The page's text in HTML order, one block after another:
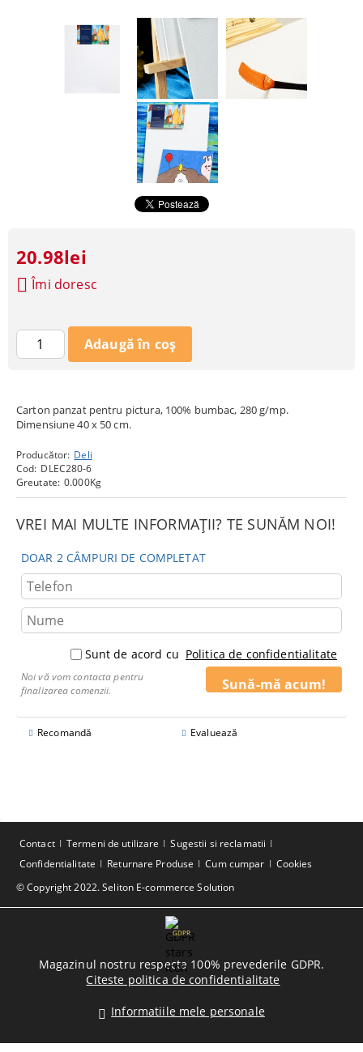
Carton panzat pentru pictura, 100% bumbac, 280 g/mp.
Dimensiune 40 x 50 cm.
Producător: Deli
Cod: DLEC280-6
Greutate: 0.000Kg
VREI MAI MULTE INFORMAȚII? TE SUNĂM NOI!
DOAR 2 CÂMPURI DE COMPLETAT
Sunt de acord cu Politica de confidentialitate
Noi vă vom contacta pentru
finalizarea comenzii.
Recomandă Evaluează
20.98lei
Îmi doresc
© Copyright 2022. Seliton E-commerce Solution
Contact Termeni de utilizare
Sugestii si reclamatii
Confidentialitate
Returnare Produse Cum cumpar Cookies
GDPR
Magazinul nostru respecta 100% prevederile GDPR.
Citeste politica de confidentialitate
Informatiile mele personale